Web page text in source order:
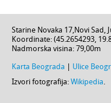
Starine Novaka 17,Novi Sad,
Koordinate: (45.2654293,
Nadmorska visina: 79,00m
Karta Beograda Ulice
Izvori fotografija: Wikipedia.